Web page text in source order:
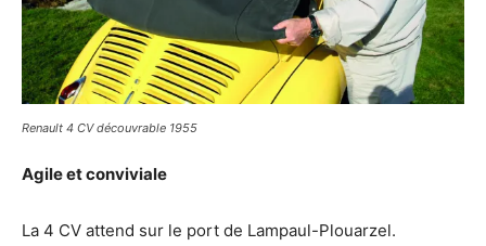
Renault 4 CV découvrable 1955
Agile et conviviale
La 4 CV attend sur le port de Lampaul-Plouarzel.